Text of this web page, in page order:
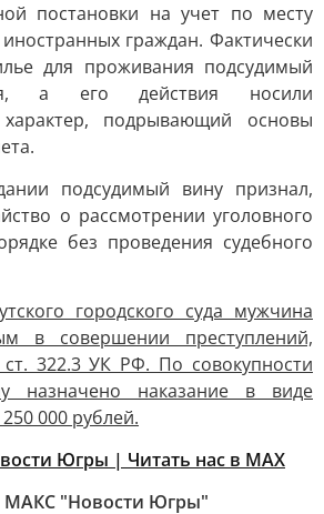
постановки на учет по месту
граждан. Фактически
для проживания подсудимый
а его действия носили
подрывающий основы
подсудимый вину признал,
о рассмотрении уголовного
без проведения судебного
городского суда мужчина
в совершении преступлений,
322.3 УК РФ. По совокупности
назначено наказание в виде
000 рублей.
Югры | Читать нас в MAX
МАКС "Новости Югры"